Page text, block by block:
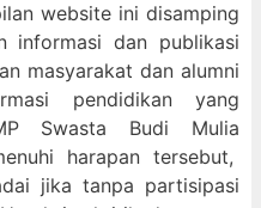
website ini disamping
informasi dan publikasi
masyarakat dan alumni
pendidikan yang
Swasta Budi Mulia
harapan tersebut,
jika tanpa partisipasi